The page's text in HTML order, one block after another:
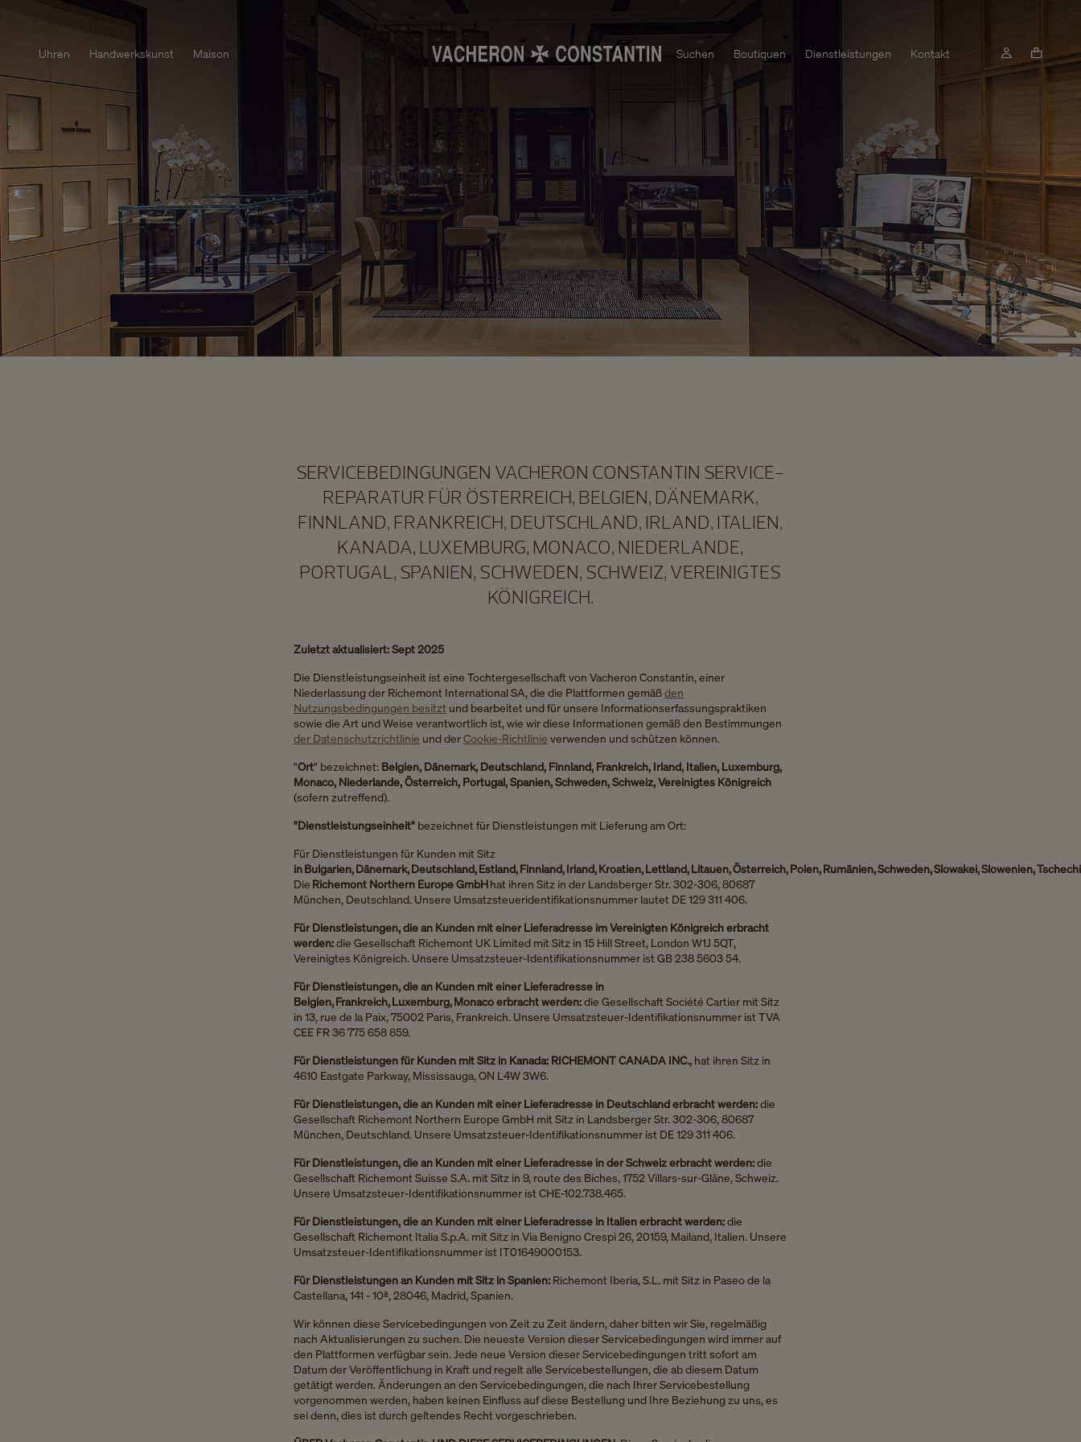
Uhren Handwerkskunst Maison Suchen Boutiquen Dienstleistungen Kontakt
SERVICEBEDINGUNGEN VACHERON CONSTANTIN SERVICE-
REPARATUR FÜR ÖSTERREICH, BELGIEN, DÄNEMARK,
FINNLAND, FRANKREICH, DEUTSCHLAND, IRLAND, ITALIEN,
KANADA, LUXEMBURG, MONACO, NIEDERLANDE,
PORTUGAL, SPANIEN, SCHWEDEN, SCHWEIZ, VEREINIGTES
KÖNIGREICH.
Zuletzt aktualisiert: Sept 2025
Die Dienstleistungseinheit ist eine Tochtergesellschaft von Vacheron Constantin, einer
Niederlassung der Richemont International SA, die die Plattformen gemäßden
Nutzungsbedingungen besitzt und bearbeitet und für unsere Informationserfassungspraktiken
sowie die Art und Weise verantwortlich ist, wie wir diese Informationen gemäß den Bestimmungen
der Datenschutzrichtlinie und derCookie-Richtlinie verwenden und schützen können.
"Ort" bezeichnet: Belgien, Dänemark, Deutschland, Finnland, Frankreich, Irland, Italien, Luxemburg,
Monaco, Niederlande, Österreich, Portugal, Spanien, Schweden, Schweiz, Vereinigtes Königreich
(sofern zutreffend).
"Dienstleistungseinheit"bezeichnet für Dienstleistungen mit Lieferung am Ort:
Für Dienstleistungen für Kunden mit Sitz
in Bulgarien, Dänemark, Deutschland, Estland, Finnland, Irland, Kroatien, Lettland, Litauen, Österreich, Polen, Rumänien, Schweden, Slowakei, Slowenien,
Die Richemont Northern Europe GmbHhat ihren Sitz in der Landsberger Str. 302-306, 80687
München, Deutschland. Unsere Umsatzsteueridentifikationsnummer lautet DE 129 311 406.
Für Dienstleistungen, die an Kunden mit einer Lieferadresse im Vereinigten Königreich erbracht
werden:die Gesellschaft Richemont UK Limited mit Sitz in 15 Hill Street, London W1J 5QT,
Vereinigtes Königreich. Unsere Umsatzsteuer-Identifikationsnummer ist GB 238 5603 54.
Für Dienstleistungen, die an Kunden mit einer Lieferadresse in
Belgien, Frankreich, Luxemburg, Monaco erbracht werden:die Gesellschaft Société Cartier mit Sitz
in 13, rue de la Paix, 75002 Paris, Frankreich. Unsere Umsatzsteuer-Identifikationsnummer ist TVA
CEE FR 36 775 658 859.
Für Dienstleistungen für Kunden mit Sitz in Kanada: RICHEMONT CANADA INC.,hat ihren Sitz in
4610 Eastgate Parkway, Mississauga, ON L4W 3W6.
Für Dienstleistungen, die an Kunden mit einer Lieferadresse in Deutschland erbracht werden:die
Gesellschaft Richemont Northern Europe GmbH mit Sitz in Landsberger Str. 302-306, 80687
München, Deutschland. Unsere Umsatzsteuer-Identifikationsnummer ist DE 129 311 406.
Für Dienstleistungen, die an Kunden mit einer Lieferadresse in der Schweiz erbracht werden:die
Gesellschaft Richemont Suisse S.A. mit Sitz in 9, route des Biches, 1752 Villars-sur-Glâne, Schweiz.
Unsere Umsatzsteuer-Identifikationsnummer ist CHE-102.738.465.
Für Dienstleistungen, die an Kunden mit einer Lieferadresse in Italien erbracht werden:die
Gesellschaft Richemont Italia S.p.A. mit Sitz in Via Benigno Crespi 26, 20159, Mailand, Italien. Unsere
Umsatzsteuer-Identifikationsnummer ist IT01649000153.
Für Dienstleistungen an Kunden mit Sitz in Spanien: Richemont Iberia, S.L. mit Sitz in Paseo de la
Castellana, 141 - 10ª, 28046, Madrid, Spanien.
Wir können diese Servicebedingungen von Zeit zu Zeit ändern, daher bitten wir Sie, regelmäßig
nach Aktualisierungen zu suchen. Die neueste Version dieser Servicebedingungen wird immer auf
den Plattformen verfügbar sein. Jede neue Version dieser Servicebedingungen tritt sofort am
Datum der Veröffentlichung in Kraft und regelt alle Servicebestellungen, die ab diesem Datum
getätigt werden. Änderungen an den Servicebedingungen, die nach Ihrer Servicebestellung
vorgenommen werden, haben keinen Einfluss auf diese Bestellung und Ihre Beziehung zu uns, es
sei denn, dies ist durch geltendes Recht vorgeschrieben.